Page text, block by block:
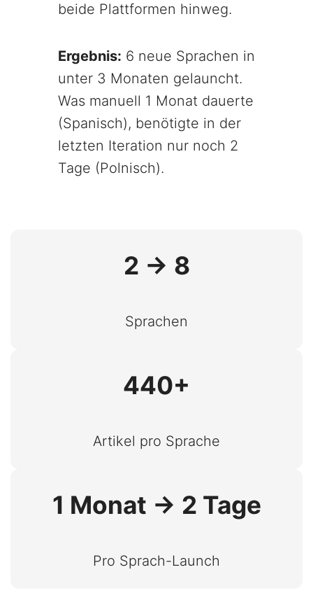
beide Plattformen hinweg.
Ergebnis: 6 neue Sprachen in
unter 3 Monaten gelauncht.
Was manuell 1 Monat dauerte
(Spanisch), benötigte in der
letzten Iteration nur noch 2
Tage (Polnisch).
2 → 8
Sprachen
440+
Artikel pro Sprache
1 Monat → 2 Tage
Pro Sprach-Launch